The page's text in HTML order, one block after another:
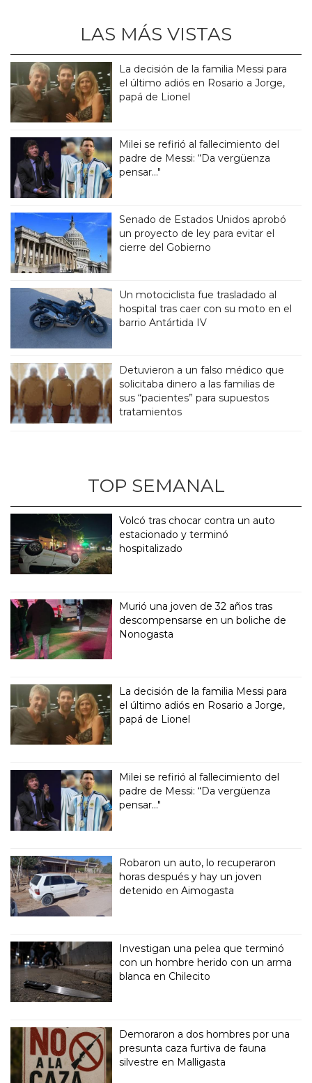
LAS MÁS VISTAS
La decisión de la familia Messi para
el último adiós en Rosario a Jorge,
papá de Lionel
Milei se refirió al fallecimiento del
padre de Messi: “Da vergüenza
pensar..."
Senado de Estados Unidos aprobó
un proyecto de ley para evitar el
cierre del Gobierno
Un motociclista fue trasladado al
hospital tras caer con su moto en el
barrio Antártida IV
Detuvieron a un falso médico que
solicitaba dinero a las familias de
sus “pacientes” para supuestos
tratamientos
TOP SEMANAL
Volcó tras chocar contra un auto
estacionado y terminó
hospitalizado
Murió una joven de 32 años tras
descompensarse en un boliche de
Nonogasta
La decisión de la familia Messi para
el último adiós en Rosario a Jorge,
papá de Lionel
Milei se refirió al fallecimiento del
padre de Messi: “Da vergüenza
pensar..."
Robaron un auto, lo recuperaron
horas después y hay un joven
detenido en Aimogasta
Investigan una pelea que terminó
con un hombre herido con un arma
blanca en Chilecito
Demoraron a dos hombres por una
presunta caza furtiva de fauna
silvestre en Malligasta